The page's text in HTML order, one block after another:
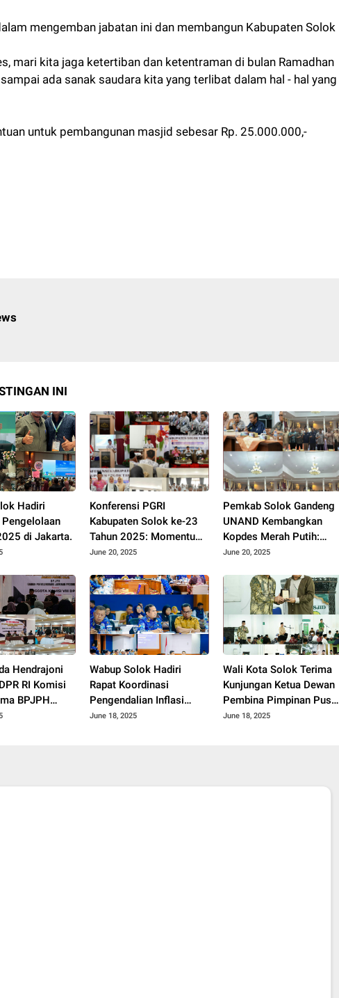
mengemban jabatan ini dan membangun Kabupaten Solok
mari kita jaga ketertiban dan ketentraman di bulan Ramadhan
ada sanak saudara kita yang terlibat dalam hal - hal yang
untuk pembangunan masjid sebesar Rp. 25.000.000,-
INI
Hadiri
Pengelolaan
di Jakarta.
Konferensi PGRI
Kabupaten Solok ke-23
Tahun 2025: Momentum
Konsolidasi dan
Baru.
June 20, 2025
Pemkab Solok Gandeng
UNAND Kembangkan
Kopdes Merah Putih:
Dorong Produksi Pupuk
Kesejahteraan Petani
2025.
June 20, 2025
Hendrajoni
RI Komisi
BPJPH
Gelar
Wabup Solok Hadiri
Rapat Koordinasi
Pengendalian Inflasi
Daerah Tengah Provinsi
June 18, 2025
Wali Kota Solok Terima
Kunjungan Ketua Dewan
Pembina Pimpinan Pusat
Muhammadiyah Tahun
June 18, 2025